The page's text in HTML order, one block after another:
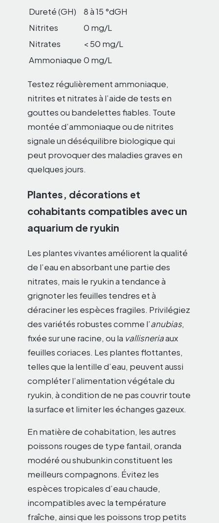
Dureté (GH)
8 à 15 °dGH
Nitrites
0 mg/L
Nitrates
< 50 mg/L
Ammoniaque 0 mg/L
Testez régulièrement ammoniaque,
nitrites et nitrates à l’aide de tests en
gouttes ou bandelettes fiables. Toute
montée d’ammoniaque ou de nitrites
signale un déséquilibre biologique qui
peut provoquer des maladies graves en
quelques jours.
Plantes, décorations et
cohabitants compatibles avec un
aquarium de ryukin
Les plantes vivantes améliorent la qualité
de l’eau en absorbant une partie des
nitrates, mais le ryukin a tendance à
grignoter les feuilles tendres et à
déraciner les espèces fragiles. Privilégiez
des variétés robustes comme l’anubias,
fixée sur une racine, ou la vallisneriaaux
feuilles coriaces. Les plantes flottantes,
telles que la lentille d’eau, peuvent aussi
compléter l’alimentation végétale du
ryukin, à condition de ne pas couvrir toute
la surface et limiter les échanges gazeux.
En matière de cohabitation, les autres
poissons rouges de type fantail, oranda
modéré ou shubunkin constituent les
meilleurs compagnons. Évitez les
espèces tropicales d’eau chaude,
incompatibles avec la température
fraîche, ainsi que les poissons trop petits